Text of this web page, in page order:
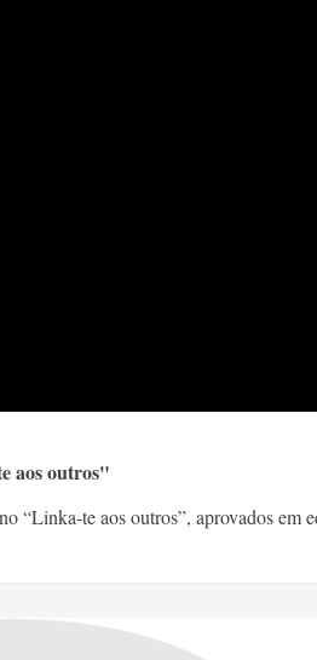
aos outros"
“Linka-te aos outros”, aprovados em